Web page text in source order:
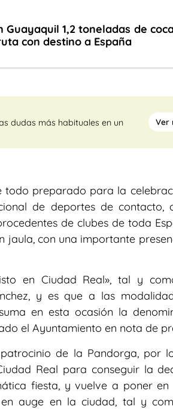
Guayaquil 1,2 toneladas de
con destino a España
dudas más habituales en un
Ver
todo preparado para la
de deportes de contacto,
de clubes de toda
jaula, con una importante
en Ciudad Real», tal y
y es que a las
en esta ocasión la
el Ayuntamiento en nota de
de la Pandorga, por
Real para conseguir la
fiesta, y vuelve a poner en
auge en la ciudad, tal y